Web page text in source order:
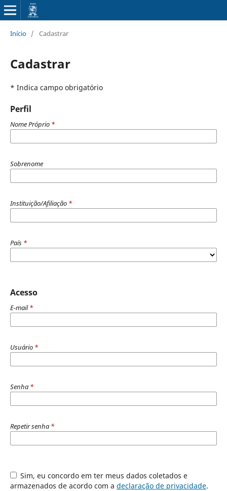
Início / Cadastrar
Cadastrar
* Indica campo obrigatório
Perfil
Nome Próprio *
Sobrenome
Instituição/Afiliação *
País *
Acesso
E-mail*
Usuário *
Senha *
Repetir senha *
Sim, eu concordo em ter meus dados coletados e
armazenados de acordo com a declaração de privacidade.